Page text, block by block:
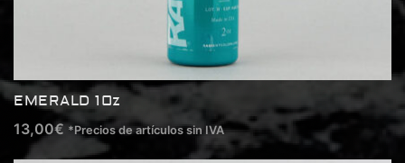
EMERALD 1Oz
13,00€ *Precios de artículos sin IVA